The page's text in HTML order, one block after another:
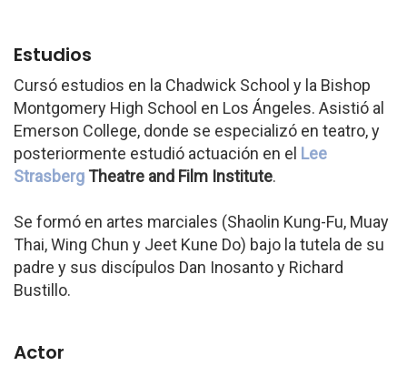
Estudios
Cursó estudios en la Chadwick School y la Bishop
Montgomery High School en Los Ángeles. Asistió al
Emerson College, donde se especializó en teatro, y
posteriormente estudió actuación en el Lee
Strasberg Theatre and Film Institute.
Se formó en artes marciales (Shaolin Kung-Fu, Muay
Thai, Wing Chun y Jeet Kune Do) bajo la tutela de su
padre y sus discípulos Dan Inosanto y Richard
Bustillo.
Actor